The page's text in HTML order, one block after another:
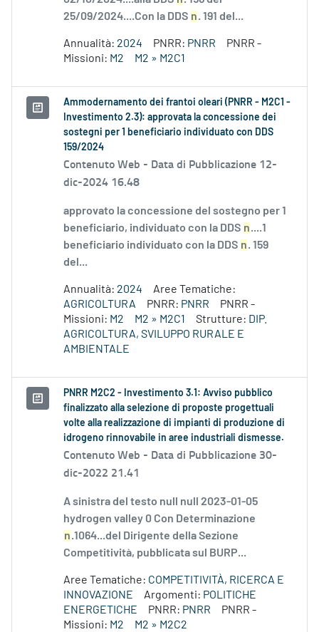
25/09/2024....Con la DDS n. 191 del...
Annualità: 2024 PNRR: PNRR
PNRR -
Missioni: M2 M2 » M2C1
Ammodernamento dei frantoi oleari (PNRR - M2C1 -
Investimento 2.3): approvata la concessione dei
sostegni per 1 beneficiario individuato con DDS
159/2024
Contenuto Web - Data di Pubblicazione 12-
dic-2024 16.48
approvato la concessione del sostegno per 1
beneficiario, individuato con la DDS n....1
beneficiario individuato con la DDS n. 159
del...
Annualità: 2024
Aree Tematiche:
AGRICOLTURA
PNRR: PNRR
PNRR -
Missioni: M2 M2 » M2C1 Strutture: DIP.
AGRICOLTURA, SVILUPPO RURALE E
AMBIENTALE
PNRR M2C2 - Investimento 3.1: Avviso pubblico
finalizzato alla selezione di proposte progettuali
volte alla realizzazione di impianti di produzione di
idrogeno rinnovabile in aree industriali dismesse.
Contenuto Web - Data di Pubblicazione 30-
dic-2022 21.41
A sinistra del testo null null 2023-01-05
hydrogen valley 0 Con Determinazione
n.1064...del Dirigente della Sezione
Competitività, pubblicata sul BURP...
Aree Tematiche: COMPETITIVITÀ, RICERCA E
INNOVAZIONE
Argomenti: POLITICHE
ENERGETICHE
PNRR: PNRR
PNRR -
Missioni: M2 M2 » M2C2